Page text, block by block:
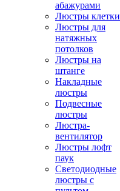
абажурами
Люстры клетки
Люстры для
натяжных
потолков
Люстры на
штанге
Накладные
люстры
Подвесные
люстры
Люстра-
вентилятор
Люстры лофт
паук
Светодиодные
люстры с